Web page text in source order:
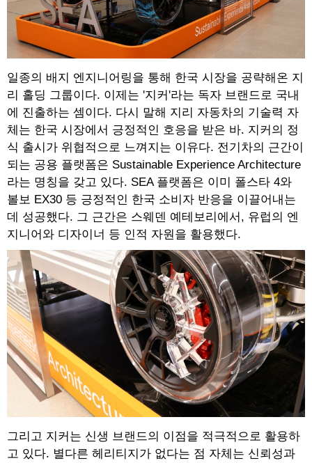
일종의 배지 엔지니어링을 통해 한국 시장을 공략해온 지
리 홀딩 그룹이다. 이제는 '지커'라는 독자 브랜드로 국내
에 진출하는 셈이다. 다시 말해 지리 자동차의 기술력 자
체는 한국 시장에서 긍정적인 호응을 받은 바. 지커의 정
식 출시가 위협적으로 느껴지는 이유다. 전기차의 근간이
되는 공용 플랫폼은 Sustainable Experience Architecture
라는 명칭을 갖고 있다. SEA 플랫폼은 이미 폴스타 4와
볼보 EX30 등 긍정적인 한국 소비자 반응을 이끌어내는
데 성공했다. 그 근간은 스웨덴 예테보리에서, 유럽의 엔
지니어와 디자이너 등 인적 자원을 활용했다.
그리고 지커는 신생 브랜드의 이점을 적극적으로 활용하
고 있다. 별다른 헤리티지가 없다는 점 자체는 신뢰성과